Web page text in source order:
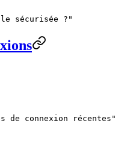
sécurisée ?"
de connexion récentes"